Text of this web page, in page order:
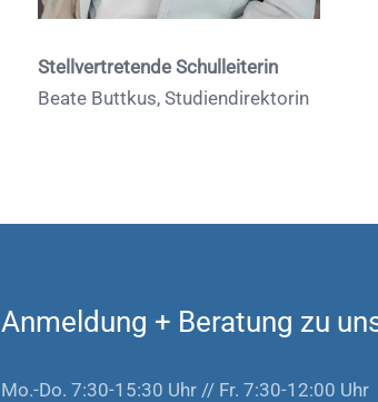
Stellvertretende Schulleiterin
Beate Buttkus, Studiendirektorin
Anmeldung + Beratung zu
Mo.-Do. 7:30-15:30 Uhr // Fr. 7:30-12:00 Uhr